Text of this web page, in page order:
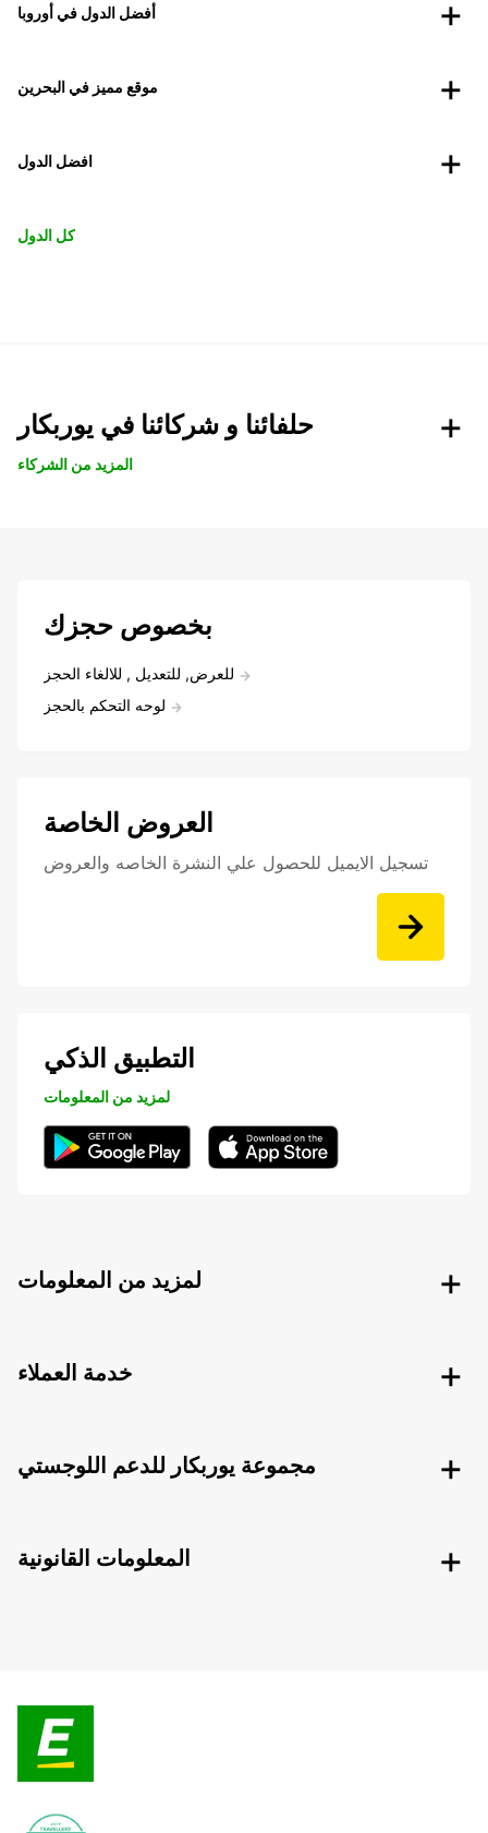
أفضل الدول في أوروبا
موقع مميز في البحرين
افضل الدول
كل الدول
حلفائنا و شركائنا في يوربكار
المزيد من الشركاء
بخصوص حجزك
للعرض, للتعديل , للالغاء الحجز
لوحه التحكم بالحجز
العروض الخاصة
تسجيل الايميل للحصول علي النشرة الخاصه والعروض
التطبيق الذكي
لمزيد من المعلومات
لمزيد من المعلومات
خدمة العملاء
مجموعة يوربكار للدعم اللوجستي
المعلومات القانونية